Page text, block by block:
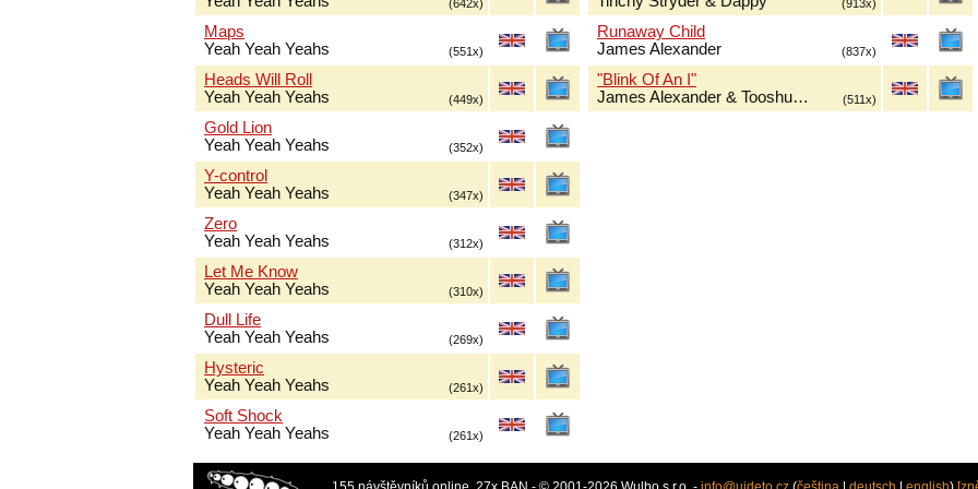
(642x)
Maps
Yeah Yeah Yeahs
(551x)
Heads Will Roll
Yeah Yeah Yeahs
(449x)
Gold Lion
Yeah Yeah Yeahs
(352x)
Y-control
Yeah Yeah Yeahs
(347x)
Zero
Yeah Yeah Yeahs
(312x)
Let Me Know
Yeah Yeah Yeahs
(310x)
Dull Life
Yeah Yeah Yeahs
(269x)
Hysteric
Yeah Yeah Yeahs
(261x)
Soft Shock
Yeah Yeah Yeahs
(261x)
(913x)
Runaway Child
James Alexander
(837x)
"Blink Of An I"
James Alexander & Tooshu…
(511x)